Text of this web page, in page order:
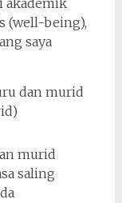
akademik
(well-being),
saya
dan murid
murid
saling